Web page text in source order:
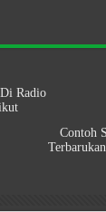
Radio
Contoh